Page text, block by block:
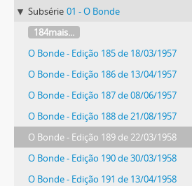
Subsérie 01 - O Bonde
184mais...
O Bonde - Edição 185 de 18/03/1957
O Bonde - Edição 186 de 13/04/1957
O Bonde - Edição 187 de 08/06/1957
O Bonde - Edição 188 de 21/08/1957
O Bonde - Edição 189 de 22/03/1958
O Bonde - Edição 190 de 30/03/1958
O Bonde - Edição 191 de 13/04/1958